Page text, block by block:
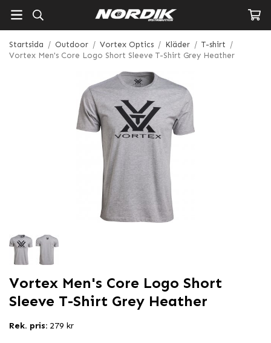
Startsida / Outdoor / Vortex Optics / Kläder / T-shirt /
Vortex Men's Core Logo Short Sleeve T-Shirt Grey Heather
Vortex Men's Core Logo Short
Sleeve T-Shirt Grey Heather
Rek. pris: 279 kr